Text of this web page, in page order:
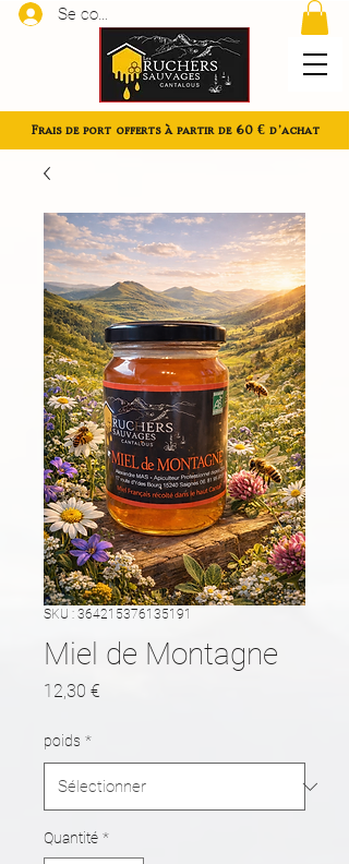
Se connecter
Frais de port offerts à partir de 60 € d'achat
SKU : 364215376135191
Miel de Montagne
12,30 €
poids *
Quantité *